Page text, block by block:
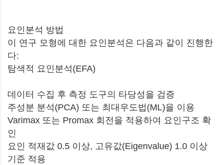
요인분석 방법
이 연구 모형에 대한 요인분석은 다음과 같이 진행한
다:
탐색적 요인분석(EFA)
데이터 수집 후 측정 도구의 타당성을 검증
주성분 분석(PCA) 또는 최대우도법(ML)을 이용
Varimax 또는 Promax 회전을 적용하여 요인구조 확
인
요인 적재값 0.5 이상, 고유값(Eigenvalue) 1.0 이상
기준 적용